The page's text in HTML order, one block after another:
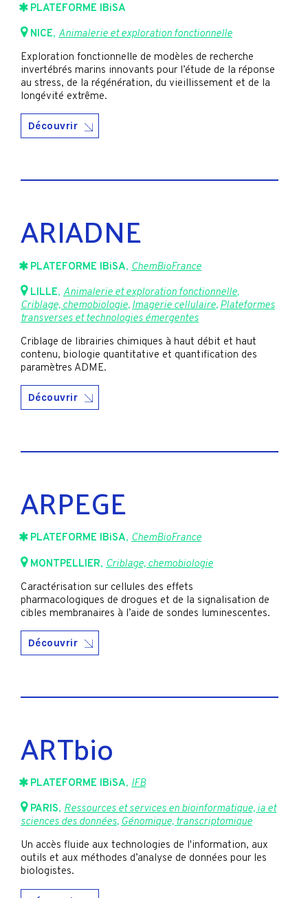
PLATEFORME IBiSA
NICE, Animalerie et exploration fonctionnelle
Exploration fonctionnelle de modèles de recherche
invertébrés marins innovants pour l’étude de la réponse
au stress, de la régénération, du vieillissement et de la
longévité extrême.
Découvrir
ARIADNE
PLATEFORME IBiSA, ChemBioFrance
LILLE, Animalerie et exploration fonctionnelle,
Criblage, chemobiologie, Imagerie cellulaire, Plateformes
transverses et technologies émergentes
Criblage de librairies chimiques à haut débit et haut
contenu, biologie quantitative et quantification des
paramètres ADME.
Découvrir
ARPEGE
PLATEFORME IBiSA, ChemBioFrance
MONTPELLIER, Criblage, chemobiologie
Caractérisation sur cellules des effets
pharmacologiques de drogues et de la signalisation de
cibles membranaires à l’aide de sondes luminescentes.
Découvrir
ARTbio
PLATEFORME IBiSA, IFB
PARIS, Ressources et services en bioinformatique, ia et
sciences des données,Génomique, transcriptomique
Un accès fluide aux technologies de l'information, aux
outils et aux méthodes d’analyse de données pour les
biologistes.